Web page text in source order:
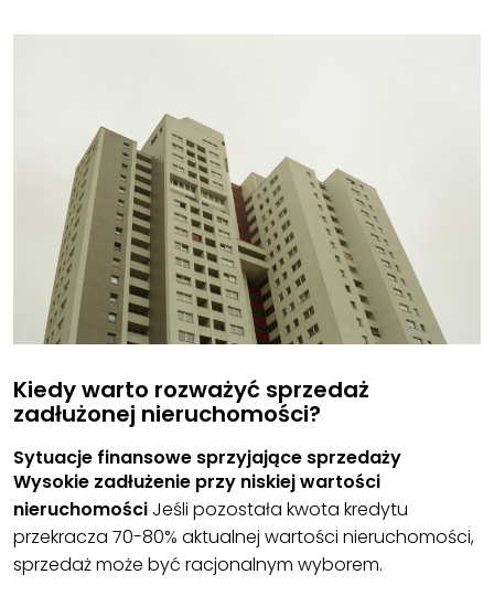
Kiedy warto rozważyć sprzedaż
zadłużonej nieruchomości?
Sytuacje finansowe sprzyjające sprzedaży
Wysokie zadłużenie przy niskiej wartości
nieruchomości Jeśli pozostała kwota kredytu
przekracza 70-80% aktualnej wartości nieruchomości,
sprzedaż może być racjonalnym wyborem.